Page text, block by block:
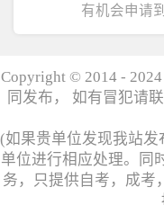
有机会申请到
Copyright © 2014 -
同发布， 如有冒犯请
(如果贵单位发现我站
单位进行相应处理。同
务，只提供自考，成考